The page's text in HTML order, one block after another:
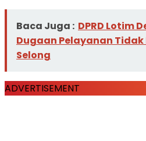
Baca Juga : DPRD Lotim
Dugaan Pelayanan Tidak
Selong
ADVERTISEMENT